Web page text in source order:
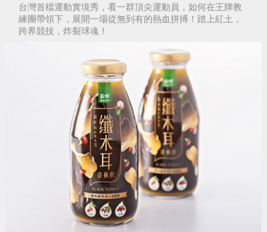
台灣首檔運動實境秀，看一群頂尖運動員，如何在王牌教
練團帶領下，展開一場從無到有的熱血拼搏！踏上紅土，
跨界競技，炸裂球魂！